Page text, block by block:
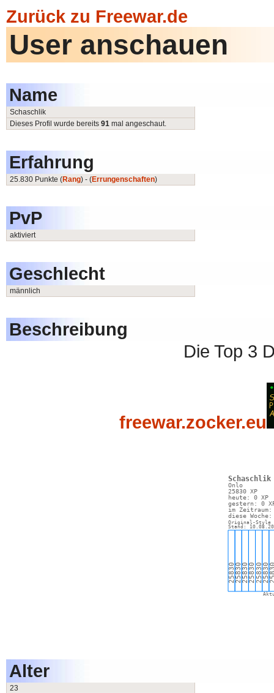
Zurück zu Freewar.de
User anschauen
Name
Schaschlik
Dieses Profil wurde bereits 91 mal angeschaut.
Erfahrung
25.830 Punkte (Rang) - (Errungenschaften)
PvP
aktiviert
Geschlecht
männlich
Beschreibung
Die Top 3
freewar.zocker.eu
Alter
23